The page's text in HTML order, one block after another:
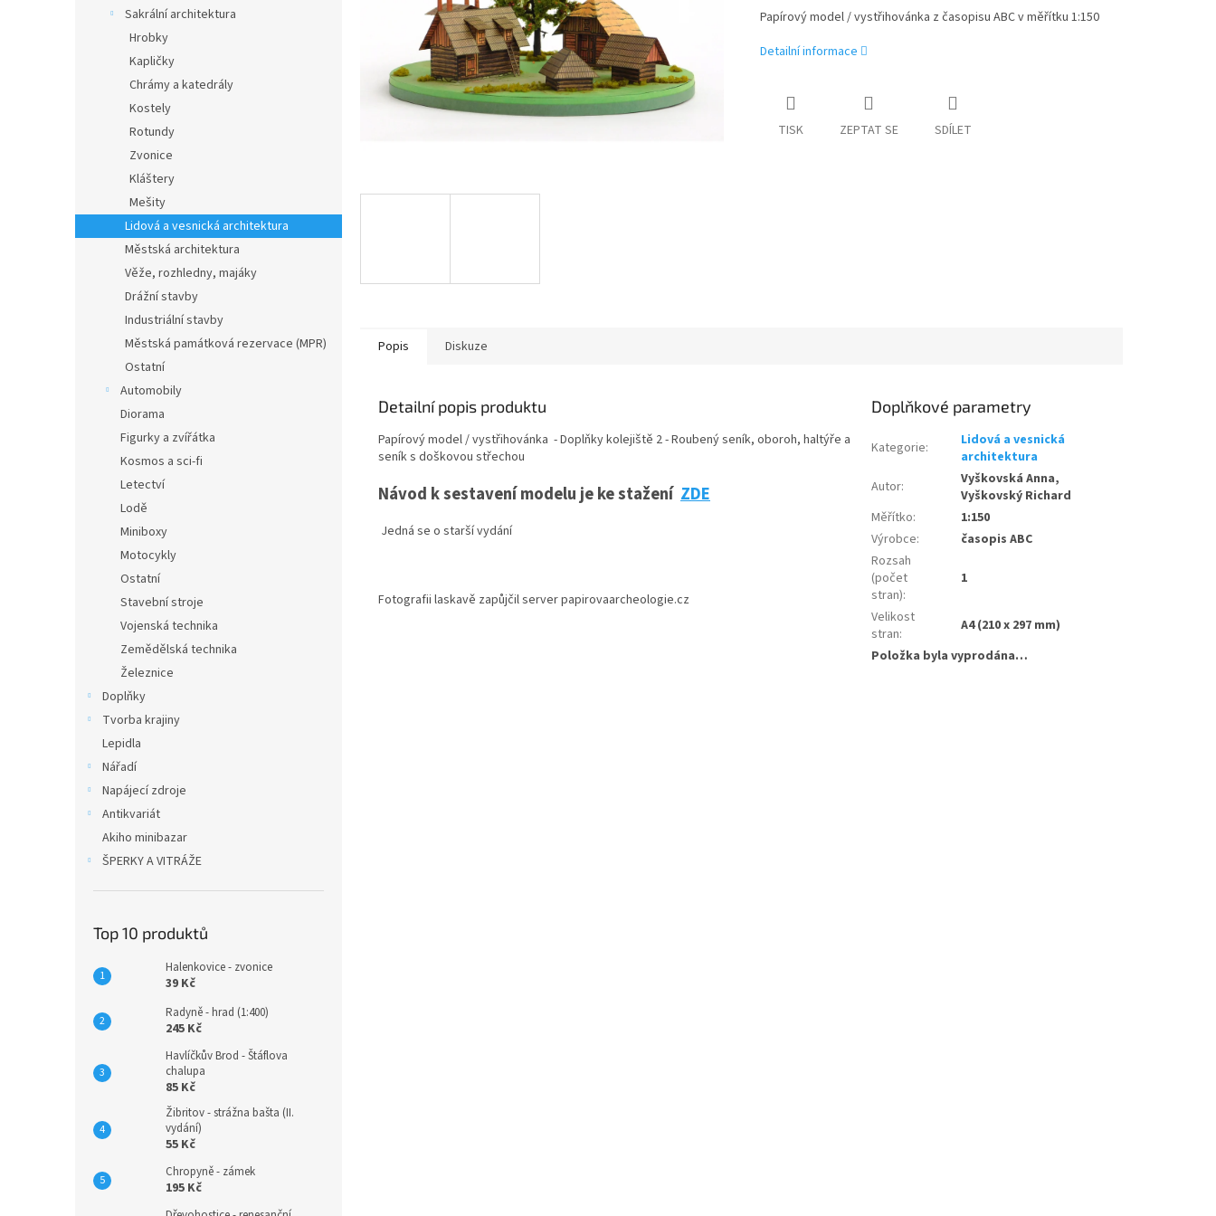
Sakrální architektura
Hrobky
Kapličky
Chrámy a katedrály
Kostely
Rotundy
Zvonice
Kláštery
Mešity
Lidová a vesnická architektura
Městská architektura
Věže, rozhledny, majáky
Drážní stavby
Industriální stavby
Městská památková rezervace (MPR)
Ostatní
Automobily
Diorama
Figurky a zvířátka
Kosmos a sci-fi
Letectví
Lodě
Miniboxy
Motocykly
Ostatní
Stavební stroje
Vojenská technika
Zemědělská technika
Železnice
Doplňky
Tvorba krajiny
Lepidla
Nářadí
Napájecí zdroje
Antikvariát
Akiho minibazar
ŠPERKY A VITRÁŽE
Top 10 produktů
Halenkovice - zvonice
39 Kč
Radyně - hrad (1:400)
245 Kč
Havlíčkův Brod - Štáflova
chalupa
85 Kč
Žibritov - strážna bašta (II.
vydání)
55 Kč
Chropyně - zámek
195 Kč
Papírový model / vystřihovánka z časopisu ABC v měřítku 1:150
Detailní informace
TISK ZEPTAT SE SDÍLET
Popis Diskuze
Detailní popis produktu
Papírový model / vystřihovánka - Doplňky kolejiště 2 - Roubený seník, oboroh, haltýře a
seník s doškovou střechou
Návod k sestavení modelu je ke stažení ZDE
Jedná se o starší vydání
Fotografii laskavě zapůjčil server papirovaarcheologie.cz
Doplňkové parametry
Kategorie:
Lidová a vesnická
architektura
Autor:
Vyškovská Anna,
Vyškovský Richard
Měřítko:
1:150
Výrobce:
časopis ABC
Rozsah
(počet
stran):
1
Velikost
stran:
A4 (210 x 297 mm)
Položka byla vyprodána…